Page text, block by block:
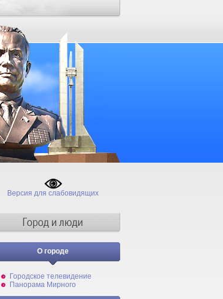
Версия для слабовидящих
О городе
Городское телевидение
Панорама Мирного